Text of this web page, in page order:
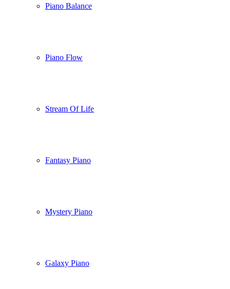
Piano Balance
Piano Flow
Stream Of Life
Fantasy Piano
Mystery Piano
Galaxy Piano